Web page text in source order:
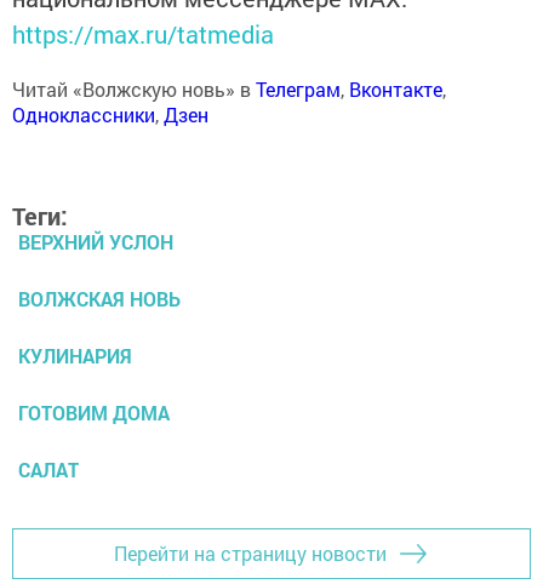
https://max.ru/tatmedia
Читай «Волжскую новь» вТелеграм, Вконтакте,
Одноклассники,Дзен
Теги:
ВЕРХНИЙ УСЛОН
ВОЛЖСКАЯ НОВЬ
КУЛИНАРИЯ
ГОТОВИМ ДОМА
САЛАТ
Перейти на страницу новости